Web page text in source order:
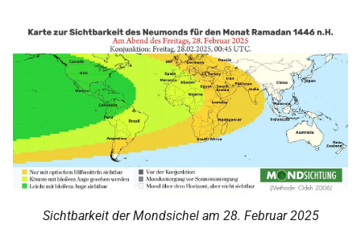
Sichtbarkeit der Mondsichel am 28. Februar 2025